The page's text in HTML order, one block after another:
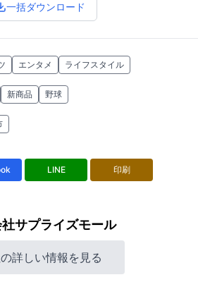
一括ダウンロード
エンタメ ライフスタイル
新商品 野球
LINE 印刷
サプライズモール
詳しい情報を見る